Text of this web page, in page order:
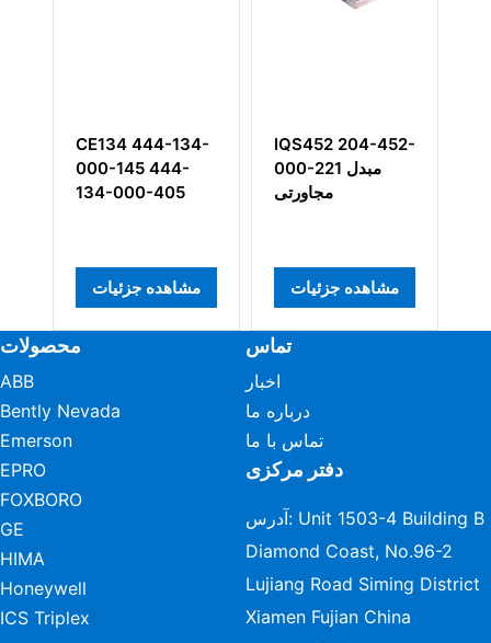
CE134 444-134-
000-145 444-
134-000-405
مشاهده جزئیات
IQS452 204-452-
مشاهده جزئیات
حفاظت
محصولات
ABB
Bently Nevada
Emerson
EPRO
FOXBORO
GE
HIMA
Honeywell
ICS Triplex
تماس
اخبار
درباره ما
تماس با ما
دفتر مرکزی
آدرس: Unit 1503-4 Building B
Diamond Coast, No.96-2
Lujiang Road Siming District
Xiamen Fujian China